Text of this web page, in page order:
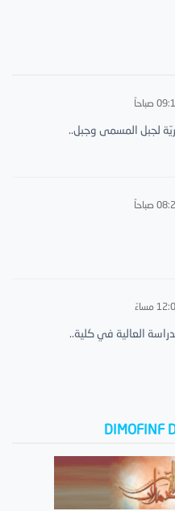
لجبل المسمى وجبل..
العالية في كلية..
DIMOFINF